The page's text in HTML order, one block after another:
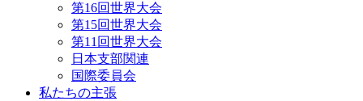
第16回世界大会
第15回世界大会
第11回世界大会
日本支部関連
国際委員会
私たちの主張